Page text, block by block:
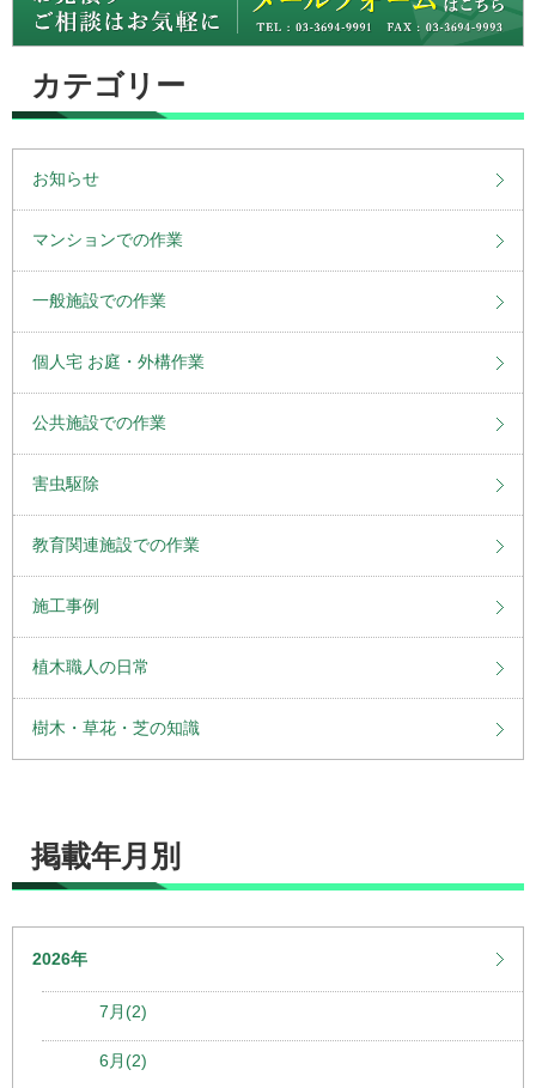
カテゴリー
お知らせ
マンションでの作業
一般施設での作業
個人宅 お庭・外構作業
公共施設での作業
害虫駆除
教育関連施設での作業
施工事例
植木職人の日常
樹木・草花・芝の知識
掲載年月別
2026年
7月(2)
6月(2)